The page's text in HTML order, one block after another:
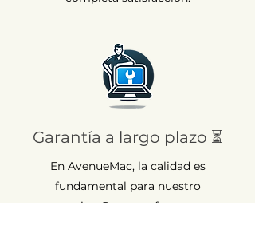
Garantía a largo plazo ⏳
En AvenueMac, la calidad es
fundamental para nuestro
compromiso. Por eso ofrecemos una